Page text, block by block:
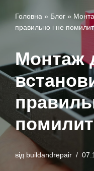
Головна » Блог »
правильно і не
Монтаж
від buildandrepair